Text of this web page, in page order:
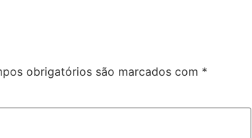
obrigatórios são marcados com *